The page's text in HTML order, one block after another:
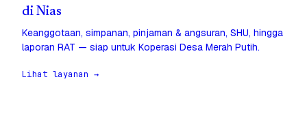
di Nias
Keanggotaan, simpanan, pinjaman & angsuran, SHU, hingga
laporan RAT — siap untuk Koperasi Desa Merah Putih.
Lihat layanan →